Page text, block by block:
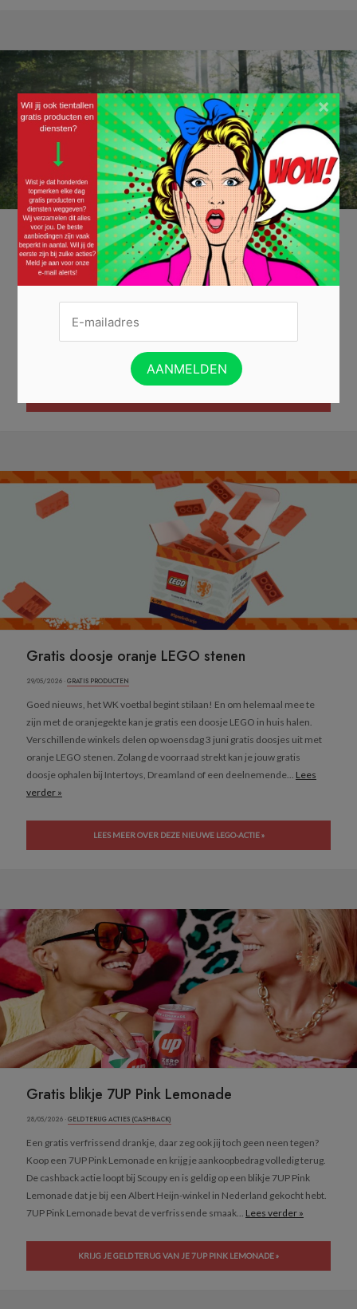
Gratis Decathlon giftcard van €5
30/05/2026 ·GRATIS GELD,GRATIS PRODUCTEN
Bewegen is gezond en dat willen ze bij Decathlon de komende week
extra in de verf zetten. Beweeg lekker mee en verdien er een gratis
Decathlon cadeaukaart van €5 mee! Het enige wat jij hoeft te doen, is
Lees verder »
Gratis doosje oranje LEGO stenen
29/05/2026 ·GRATIS PRODUCTEN
Goed nieuws, het WK voetbal begint stilaan! En om helemaal mee te
zijn met de oranjegekte kan je gratis een doosje LEGO in huis halen.
Verschillende winkels delen op woensdag 3 juni gratis doosjes uit met
oranje LEGO stenen. Zolang de voorraad strekt kan je jouw gratis
doosje ophalen bij Intertoys, Dreamland of een deelnemende... Lees
verder »
LEES MEER OVER DEZE NIEUWE LEGO-ACTIE »
Gratis blikje 7UP Pink Lemonade
28/05/2026 ·GELD TERUG ACTIES (CASHBACK)
Een gratis verfrissend drankje, daar zeg ook jij toch geen neen tegen?
Koop een 7UP Pink Lemonade en krijg je aankoopbedrag volledig terug.
De cashback actie loopt bij Scoupy en is geldig op een blikje 7UP Pink
Lemonade dat je bij een Albert Heijn-winkel in Nederland gekocht hebt.
7UP Pink Lemonade bevat de verfrissende smaak... Lees verder »
KRIJG JE GELD TERUG VAN JE 7UP PINK LEMONADE »
×